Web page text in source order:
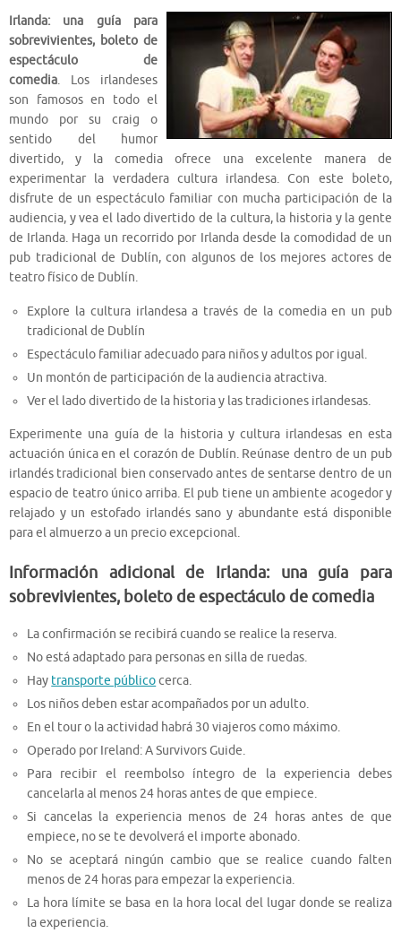
Irlanda: una guía para
sobrevivientes, boleto de
espectáculo de
comedia. Los irlandeses
son famosos en todo el
mundo por su craig o
sentido del humor
divertido, y la comedia ofrece una excelente manera de
experimentar la verdadera cultura irlandesa. Con este boleto,
disfrute de un espectáculo familiar con mucha participación de la
audiencia, y vea el lado divertido de la cultura, la historia y la gente
de Irlanda. Haga un recorrido por Irlanda desde la comodidad de un
pub tradicional de Dublín, con algunos de los mejores actores de
teatro físico de Dublín.
Explore la cultura irlandesa a través de la comedia en un pub
tradicional de Dublín
Espectáculo familiar adecuado para niños y adultos por igual.
Un montón de participación de la audiencia atractiva.
Ver el lado divertido de la historia y las tradiciones irlandesas.
Experimente una guía de la historia y cultura irlandesas en esta
actuación única en el corazón de Dublín. Reúnase dentro de un pub
irlandés tradicional bien conservado antes de sentarse dentro de un
espacio de teatro único arriba. El pub tiene un ambiente acogedor y
relajado y un estofado irlandés sano y abundante está disponible
para el almuerzo a un precio excepcional.
Información adicional de Irlanda: una guía para
sobrevivientes, boleto de espectáculo de comedia
La confirmación se recibirá cuando se realice la reserva.
No está adaptado para personas en silla de ruedas.
Hay transporte públicocerca.
Los niños deben estar acompañados por un adulto.
En el tour o la actividad habrá 30 viajeros como máximo.
Operado por Ireland: A Survivors Guide.
Para recibir el reembolso íntegro de la experiencia debes
cancelarla al menos 24 horas antes de que empiece.
Si cancelas la experiencia menos de 24 horas antes de que
empiece, no se te devolverá el importe abonado.
No se aceptará ningún cambio que se realice cuando falten
menos de 24 horas para empezar la experiencia.
La hora límite se basa en la hora local del lugar donde se realiza
la experiencia.